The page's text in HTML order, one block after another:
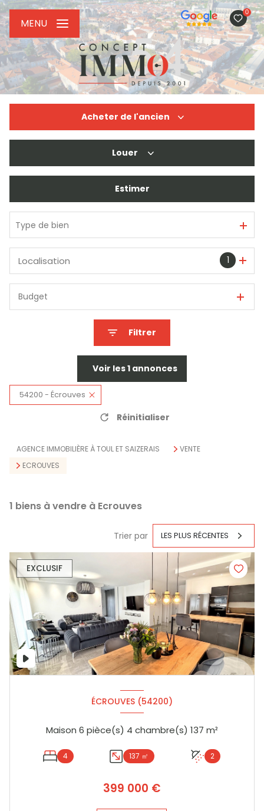
0
MENU
Acheter de l'ancien
De l'immo pro
Louer
De l'immo pro
Estimer
Type de bien
1
Localisation
Budget
Filtrer
Voir les1 annonces
54200 - Écrouves
Réinitialiser
AGENCE IMMOBILIÈRE À TOUL ET SAIZERAIS
VENTE
ECROUVES
1 biens à vendre à Ecrouves
Trier par LES PLUS RÉCENTES
EXCLUSIF
ÉCROUVES (54200)
Maison 6 pièce(s) 4 chambre(s) 137 m²
4 137 ㎡ 2
399 000 €